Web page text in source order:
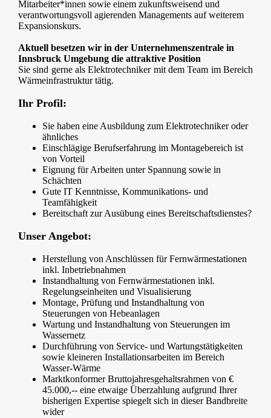
Mitarbeiter*innen sowie einem zukunftsweisend und
verantwortungsvoll agierenden Managements auf weiterem
Expansionskurs.
Aktuell besetzen wir in der Unternehmenszentrale in
Innsbruck Umgebung die attraktive Position
Sie sind gerne als Elektrotechniker mit dem Team im Bereich
Wärmeinfrastruktur tätig.
Ihr Profil:
Sie haben eine Ausbildung zum Elektrotechniker oder
ähnliches
Einschlägige Berufserfahrung im Montagebereich ist
von Vorteil
Eignung für Arbeiten unter Spannung sowie in
Schächten
Gute IT Kenntnisse, Kommunikations- und
Teamfähigkeit
Bereitschaft zur Ausübung eines Bereitschaftsdienstes?
Unser Angebot:
Herstellung von Anschlüssen für Fernwärmestationen
inkl. Inbetriebnahmen
Instandhaltung von Fernwärmestationen inkl.
Regelungseinheiten und Visualisierung
Montage, Prüfung und Instandhaltung von
Steuerungen von Hebeanlagen
Wartung und Instandhaltung von Steuerungen im
Wassernetz
Durchführung von Service- und Wartungstätigkeiten
sowie kleineren Installationsarbeiten im Bereich
Wasser-Wärme
Marktkonformer Bruttojahresgehaltsrahmen von €
45.000,-- eine etwaige Überzahlung aufgrund Ihrer
bisherigen Expertise spiegelt sich in dieser Bandbreite
wider